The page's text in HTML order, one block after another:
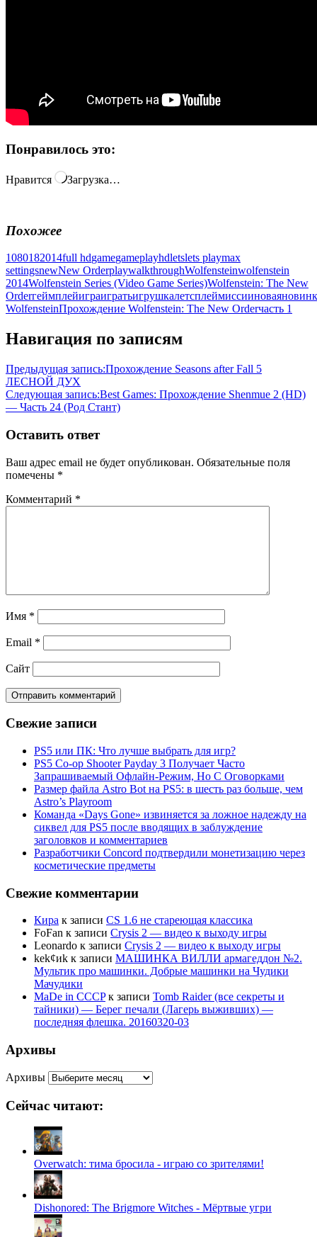
Понравилось это:
Нравится Загрузка…
Похожее
1080182014full hdgamegameplayhdletslets playmax
settingsnewNew OrderplaywalkthroughWolfensteinwolfenstein
2014Wolfenstein Series (Video Game Series)Wolfenstein: The New
Orderгеймплейиграигратьигрушкалетсплеймиссииновая
WolfensteinПрохождение Wolfenstein: The New Orderчасть 1
Навигация по записям
Предыдущая запись:Прохождение Seasons after Fall 5
ЛЕСНОЙ ДУХ
Следующая запись:Best Games: Прохождение Shenmue 2 (HD)
— Часть 24 (Род Стант)
Оставить ответ
Ваш адрес email не будет опубликован. Обязательные поля
помечены *
Комментарий *
Имя *
Email *
Сайт
Свежие записи
PS5 или ПК: Что лучше выбрать для игр?
PS5 Co-op Shooter Payday 3 Получает Часто
Запрашиваемый Офлайн-Режим, Но С Оговорками
Размер файла Astro Bot на PS5: в шесть раз больше, чем
Astro’s Playroom
Команда «Days Gone» извиняется за ложное надежду на
сиквел для PS5 после вводящих в заблуждение
заголовков и комментариев
Разработчики Concord подтвердили монетизацию через
косметические предметы
Свежие комментарии
Кира к записи CS 1.6 не стареющая классика
FoFan к записи Crysis 2 — видео к выходу игры
Leonardo к записи Crysis 2 — видео к выходу игры
kek¢иk к записи МАШИНКА ВИЛЛИ армагеддон №2.
Мультик про машинки. Добрые машинки на Чудики
Мачудики
MaDe in CCCPк записи Tomb Raider (все секреты и
тайники) — Берег печали (Лагерь выживших) —
последняя флешка. 20160320-03
Архивы
Архивы
Сейчас читают:
Overwatch: тима бросила - играю со зрителями!
Dishonored: The Brigmore Witches - Мёртвые угри